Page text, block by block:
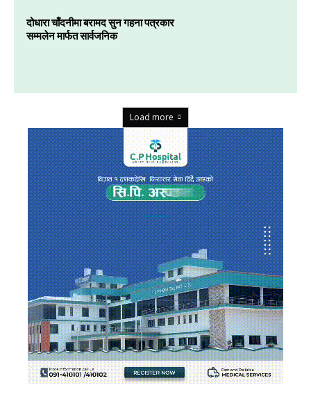
दोधारा चाँदनीमा बरामद सुन गहना पत्रकार
सम्मलेन मार्फत सार्वजनिक
Load more